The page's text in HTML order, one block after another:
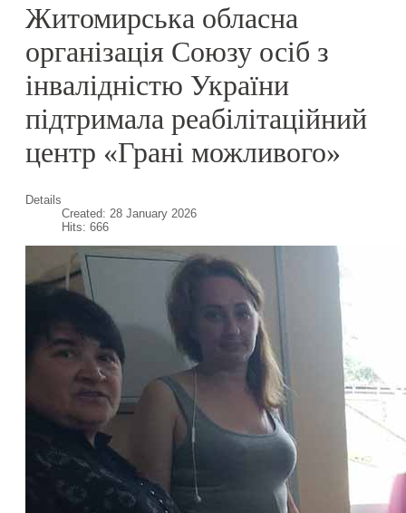
Житомирська обласна
організація Союзу осіб з
інвалідністю України
підтримала реабілітаційний
центр «Грані можливого»
Details
Created: 28 January 2026
Hits: 666